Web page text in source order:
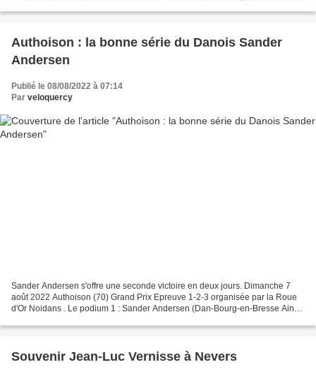
Authoison : la bonne série du Danois Sander
Andersen
Publié le 08/08/2022 à 07:14
Par veloquercy
Sander Andersen s'offre une seconde victoire en deux jours. Dimanche 7
août 2022 Authoison (70) Grand Prix Epreuve 1-2-3 organisée par la Roue
d'Or Noidans . Le podium 1 : Sander Andersen (Dan-Bourg-en-Bresse Ain
Souvenir Jean-Luc Vernisse à Nevers